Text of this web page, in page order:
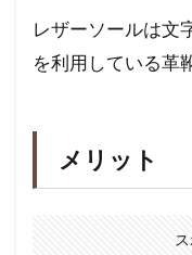
レザーソールは文
を利用している革
メリット